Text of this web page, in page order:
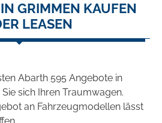
GRIMMEN KAUFEN
LEASEN
Abarth 595 Angebote in
sich Ihren Traumwagen.
an Fahrzeugmodellen lässt